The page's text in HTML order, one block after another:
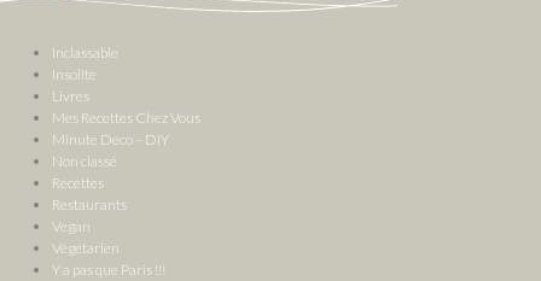
Inclassable
Insolite
Livres
Mes Recettes Chez Vous
Minute Deco – DIY
Non classé
Recettes
Restaurants
Vegan
Végétarien
Y a pas que Paris !!!